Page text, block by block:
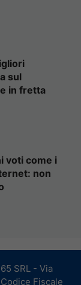
sul
in fretta
voti come i
non
SRL - Via
Fiscale